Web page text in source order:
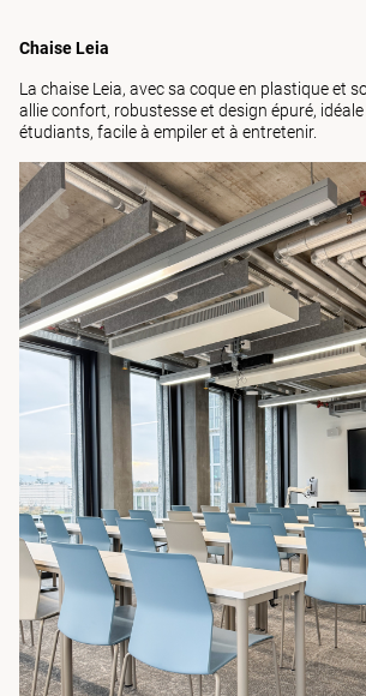
Chaise Leia
La chaise Leia, avec sa coque en plastique et
allie confort, robustesse et design épuré,
étudiants, facile à empiler et à entretenir.